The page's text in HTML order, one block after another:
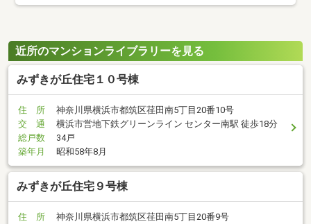
近所のマンションライブラリーを見る
みずきが丘住宅１０号棟
住 所
神奈川県横浜市都筑区荏田南5丁目20番10号
交 通
横浜市営地下鉄グリーンライン センター南駅 徒歩18分
総戸数
34戸
築年月
昭和58年8月
みずきが丘住宅９号棟
住 所
神奈川県横浜市都筑区荏田南5丁目20番9号